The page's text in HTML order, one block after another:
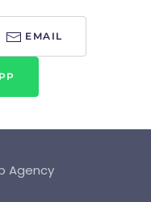
EMAIL
Agency